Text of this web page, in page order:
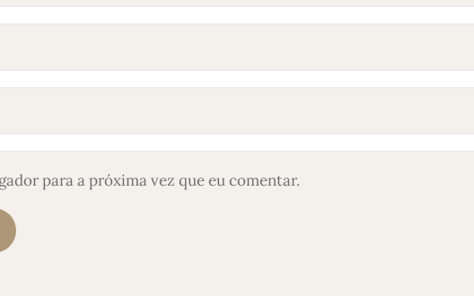
para a próxima vez que eu comentar.